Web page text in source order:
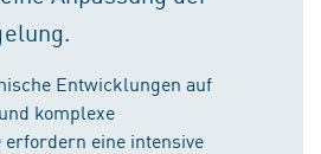
Entwicklungen auf
komplexe
eine intensive